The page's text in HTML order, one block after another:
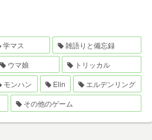
学マス
雑語りと備忘録
ウマ娘
トリッカル
モンハン Elin
エルデンリング
その他のゲーム